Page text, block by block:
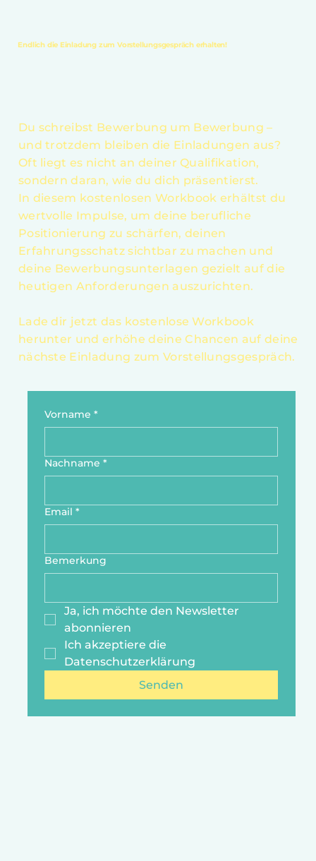
Endlich die Einladung zum Vorstellungsgespräch erhalten!
Du schreibst Bewerbung um Bewerbung –
und trotzdem bleiben die Einladungen aus?
Oft liegt es nicht an deiner Qualifikation,
sondern daran, wie du dich präsentierst.
In diesem kostenlosen Workbook erhältst du
wertvolle Impulse, um deine berufliche
Positionierung zu schärfen, deinen
Erfahrungsschatz sichtbar zu machen und
deine Bewerbungsunterlagen gezielt auf die
heutigen Anforderungen auszurichten.
Lade dir jetzt das kostenlose Workbook
herunter und erhöhe deine Chancen auf deine
nächste Einladung zum Vorstellungsgespräch.
Vorname *
Nachname *
Email *
Bemerkung
Ja, ich möchte den Newsletter
abonnieren
Ich akzeptiere die
Datenschutzerklärung
Senden